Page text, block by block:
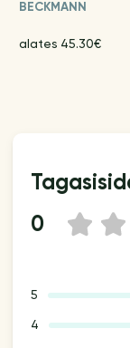
BECKMANN
alates 45.30€
0 2
1
5
4